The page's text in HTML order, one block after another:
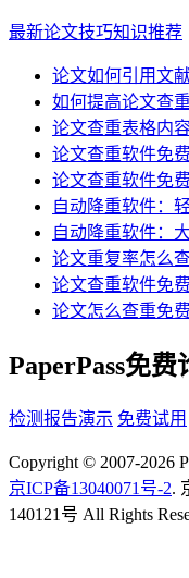
最新论文技巧知识推荐
论文如何引用文
如何提高论文查
论文查重表格内
论文查重软件免
论文查重软件免
自动降重软件：
自动降重软件：
论文重复率怎么
论文查重软件免
论文怎么查重免
PaperPass免费
检测报告演示 免费试用
Copyright © 2007-2026
京ICP备13040071号-2.
140121号 All Rights